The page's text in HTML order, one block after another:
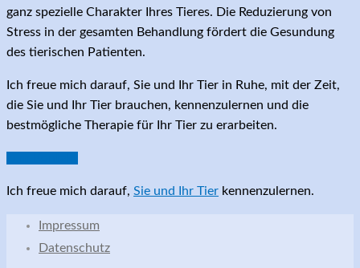
ganz spezielle Charakter Ihres Tieres. Die Reduzierung von
Stress in der gesamten Behandlung fördert die Gesundung
des tierischen Patienten.
Ich freue mich darauf, Sie und Ihr Tier in Ruhe, mit der Zeit,
die Sie und Ihr Tier brauchen, kennenzulernen und die
bestmögliche Therapie für Ihr Tier zu erarbeiten.
Ich freue mich darauf, Sie und Ihr Tier kennenzulernen.
Impressum
Datenschutz